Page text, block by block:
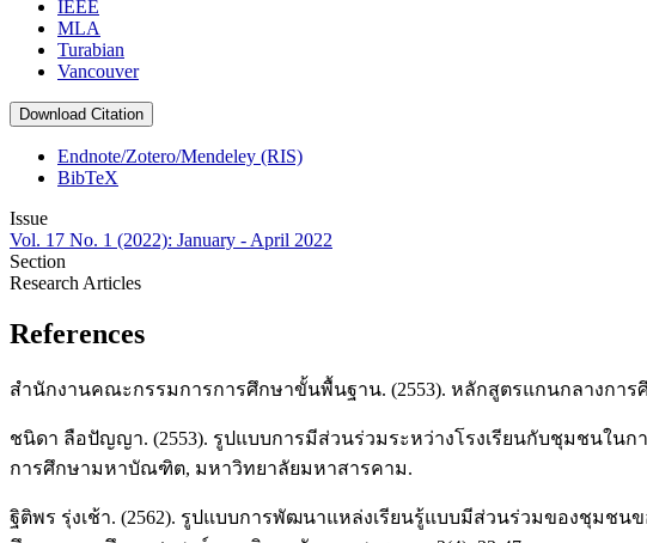
IEEE
MLA
Turabian
Vancouver
Download Citation
Endnote/Zotero/Mendeley (RIS)
BibTeX
Issue
Vol. 17 No. 1 (2022): January - April 2022
Section
Research Articles
References
สำนักงานคณะกรรมการการศึกษาขั้นพื้นฐาน. (2553). หลักสูตรแกนกลางกา
ชนิดา ลือปัญญา. (2553). รูปแบบการมีส่วนร่วมระหว่างโรงเรียนกับชุมชนใน
การศึกษามหาบัณฑิต, มหาวิทยาลัยมหาสารคาม.
ฐิติพร รุ่งเช้า. (2562). รูปแบบการพัฒนาแหล่งเรียนรู้แบบมีส่วนร่วมของชุมชน